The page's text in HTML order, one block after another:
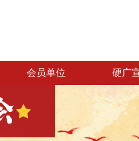
会员单位 硬广